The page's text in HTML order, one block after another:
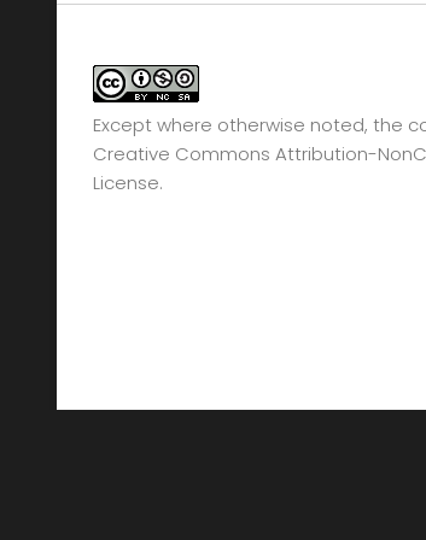
Except where otherwise noted, the
Creative Commons Attribution-
License.